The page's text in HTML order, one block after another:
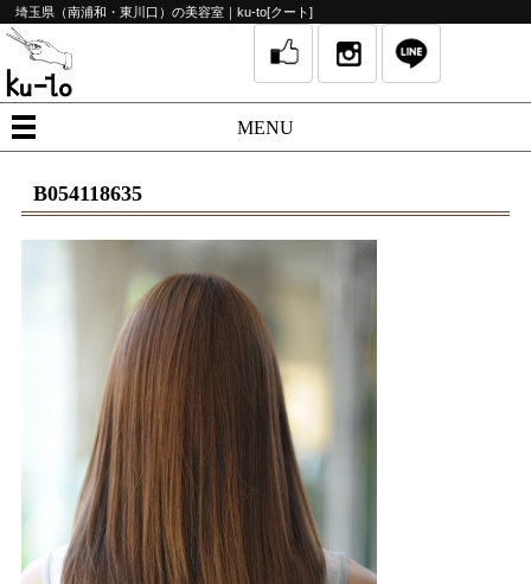
埼玉県（南浦和・東川口）の美容室｜ku-to[クート]
MENU
B054118635